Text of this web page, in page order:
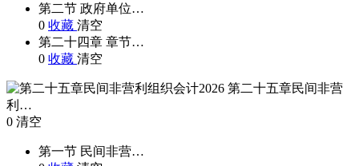
第二节 政府单位…
0 收藏 清空
第二十四章 章节…
0 收藏 清空
第二十五章民间非营
利…
0 清空
第一节 民间非营…